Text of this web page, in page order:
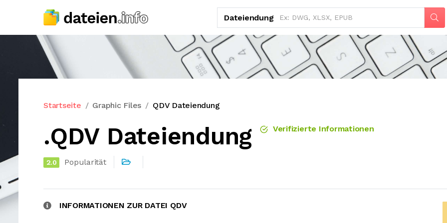
Dateiendung
Startseite Graphic Files QDV Dateiendung
.QDV Dateiendung Verifizierte Informationen
2.0 Popularität
INFORMATIONEN ZUR DATEI QDV